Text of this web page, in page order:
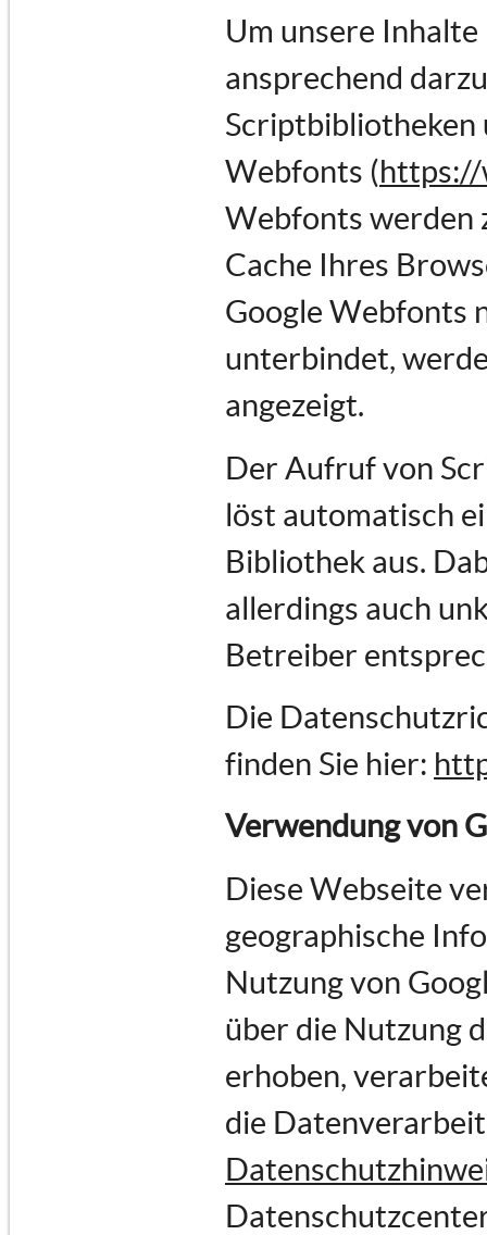
Um unsere
ansprechend
Scriptbibliotheken
Webfonts (https://
Webfonts werden
Cache Ihres
Google Webfonts
unterbindet,
angezeigt.
Der Aufruf von
löst automatisch
Bibliothek aus.
allerdings auch
Betreiber
Die
finden Sie hier:
Verwendung von
Diese Webseite
geographische
Nutzung von
über die Nutzung
erhoben,
die